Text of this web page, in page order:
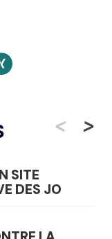
<
SITE
DES JO
>